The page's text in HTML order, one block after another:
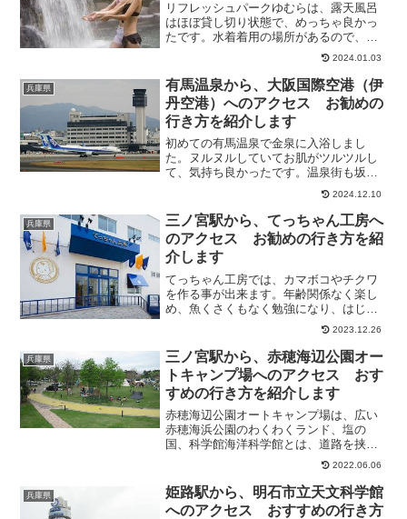
リフレッシュパークゆむらは、露天風呂
はほぼ貸し切り状態で、めっちゃ良かっ
たです。水着着用の場所があるので、水
着持参がお得です。貴重品ボックスもあ
り、安心です。バスセンターから近く、
交通の便利な場所にあります。そこで今
回は、三ノ宮駅から、リフ...
2024.01.03
兵庫県
有馬温泉から、大阪国際空港（伊
丹空港）へのアクセス お勧めの
行き方を紹介します
初めての有馬温泉で金泉に入浴しまし
た。ヌルヌルしていてお肌がツルツルし
て、気持ち良かったです。温泉街も坂道
にいろいろお店があり、温かい温泉饅頭
を食べたり、美味しい佃煮をお土産に買
い、友達喜ばれました。そこで今回は、
有馬温泉から、大阪国際空港...
2024.12.10
兵庫県
三ノ宮駅から、てっちゃん工房へ
のアクセス お勧めの行き方を紹
介します
てっちゃん工房では、カマボコやチクワ
を作る事が出来ます。年齢関係なく楽し
め、魚くさくもなく勉強になり、はじめ
て形を整えましたが上手くできました。
出来たてはおいしく大満足でした。自分
で作ったカマボコ、チクワは、格別でし
た。スタッフの方も優しく...
2023.12.26
兵庫県
三ノ宮駅から、赤穂海辺公園オー
トキャンプ場へのアクセス おす
すめの行き方を紹介します
赤穂海辺公園オートキャンプ場は、広い
赤穂海浜公園のわくわくランド、塩の
国、科学館海洋科学館とは、道路を挟ん
だ真向かいに設置されています。設備の
良いキャンプ場ですので、時期に成った
ら賑やかになりそうです。そこで今回
は、三ノ宮駅から、赤穂海辺公...
2022.06.06
兵庫県
姫路駅から、明石市立天文科学館
へのアクセス おすすめの行き方